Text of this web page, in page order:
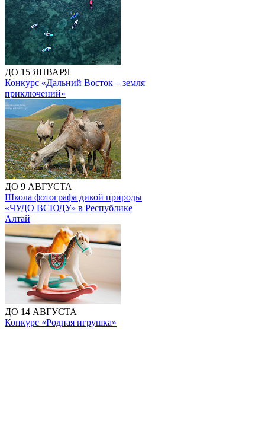
ДО 15 ЯНВАРЯ
Конкурс «Дальний Восток – земля
приключений»
ДО 9 АВГУСТА
Школа фотографа дикой природы
«ЧУДО ВСЮДУ» в Республике
Алтай
ДО 14 АВГУСТА
Конкурс «Родная игрушка»